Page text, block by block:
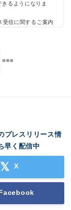
るようになりま
受信に関するご案内
プレスリリース情
早く配信中
X